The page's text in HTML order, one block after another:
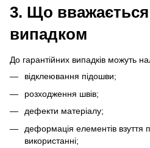
3. Що вважається
випадком
До гарантійних випадків можуть
відклеювання підошви;
розходження швів;
дефекти матеріалу;
деформація елементів
використанні;